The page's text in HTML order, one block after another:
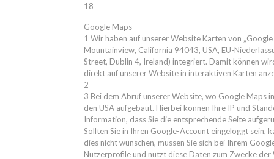
18
Google Maps
1 Wir haben auf unserer Website Karten von
Mountainview, California 94043, USA, EU-
Street, Dublin 4, Ireland) integriert. Damit können
direkt auf unserer Website in interaktiven Karten
2
3 Bei dem Abruf unserer Website, wo Google Maps
den USA aufgebaut. Hierbei können Ihre IP und
Information, dass Sie die entsprechende Seite
Sollten Sie in Ihren Google-Account eingeloggt sein,
dies nicht wünschen, müssen Sie sich bei Ihrem
Nutzerprofile und nutzt diese Daten zum Zwecke